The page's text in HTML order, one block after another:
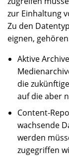
zur Einhaltung
Zu den
eignen,
Aktive
die
auf die aber
Content-
wachsende
werden
zugegriffen